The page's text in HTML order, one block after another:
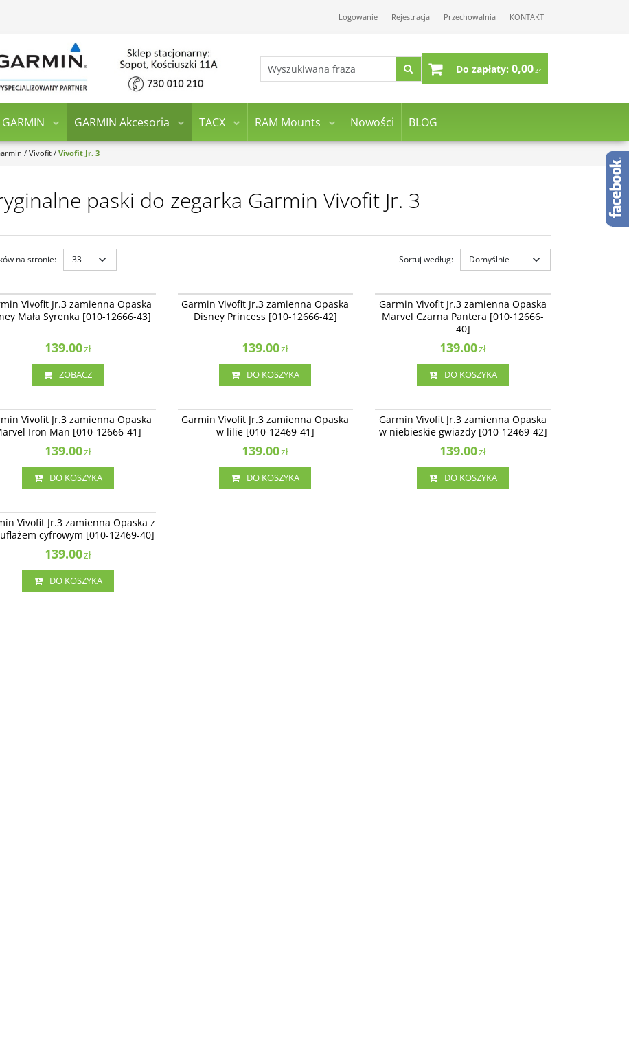
Logowanie Rejestracja Przechowalnia KONTAKT
Do zapłaty: 0,00zł
GARMIN GARMIN Akcesoria TACX RAM Mounts Nowości BLOG
/ Vivofit / Vivofit Jr. 3
paski do zegarka Garmin Vivofit Jr. 3
na stronie: Sortuj według:
Vivofit Jr.3 zamienna Opaska Disney
Syrenka
: Zakończono produkcję. Produkt
Vivofit Jr.3 zamienna Opaska
Mała Syrenka [010-12666-43]
139.00zł
ZOBACZ
Garmin Vivofit Jr.3 zamienna Opaska Disney
Princess
Garmin Vivofit Jr.3 zamienna Opaska
Disney Princess [010-12666-42]
139.00zł
DO KOSZYKA
Garmin Vivofit Jr.3 zamienna Opaska Marvel
Czarna Pantera
Garmin Vivofit Jr.3 zamienna Opaska
Marvel Czarna Pantera [010-12666-
40]
139.00zł
DO KOSZYKA
Vivofit Jr.3 zamienna Opaska Marvel
Vivofit Jr.3 zamienna Opaska
Iron Man [010-12666-41]
139.00zł
DO KOSZYKA
Garmin Vivofit Jr.3 zamienna Opaska w lilie
Garmin Vivofit Jr.3 zamienna Opaska
w lilie [010-12469-41]
139.00zł
DO KOSZYKA
Garmin Vivofit Jr.3 zamienna Opaska w
niebieskie gwiazdy
Garmin Vivofit Jr.3 zamienna Opaska
w niebieskie gwiazdy [010-12469-42]
139.00zł
DO KOSZYKA
Vivofit Jr.3 zamienna Opaska z
cyfrowym
Vivofit Jr.3 zamienna Opaska z
cyfrowym [010-12469-40]
139.00zł
DO KOSZYKA